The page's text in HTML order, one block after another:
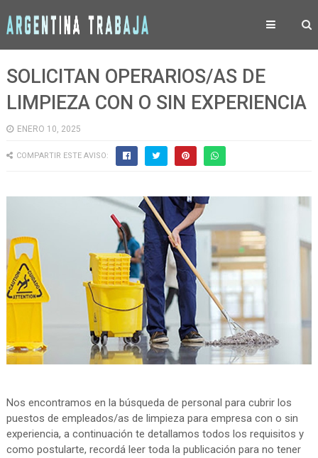
SOLICITAN OPERARIOS/AS DE
LIMPIEZA CON O SIN EXPERIENCIA
ENERO 10, 2025
COMPARTIR ESTE AVISO:
Nos encontramos en la búsqueda de personal para cubrir los
puestos de empleados/as de limpieza para empresa con o sin
experiencia, a continuación te detallamos todos los requisitos y
como postularte, recordá leer toda la publicación para no tener